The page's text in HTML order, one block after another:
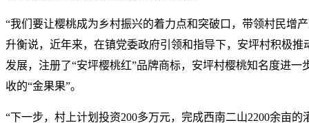
“我们要让樱桃成为乡村振兴的着力点和突破口，带领村民增
升衡说，近年来，在镇党委政府引领和指导下，安坪村积极推
发展，注册了“安坪樱桃红”品牌商标，安坪村樱桃知名度进一
收的“金果果”。
“下一步，村上计划投资200多万元，完成西南二山2200余亩